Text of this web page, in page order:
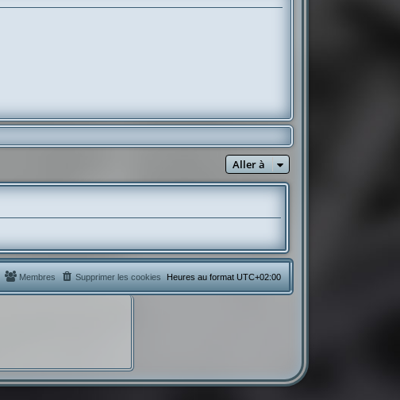
Aller à
Heures au format UTC+02:00
Supprimer les cookies
Membres